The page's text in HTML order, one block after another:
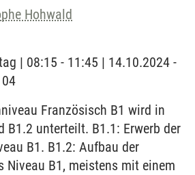
Hohwald
| 08:15 - 11:45 | 14.10.2024 -
Französisch B1 wird in
B1.2 unterteilt. B1.1: Erwerb der
B1. B1.2: Aufbau der
Niveau B1, meistens mit einem